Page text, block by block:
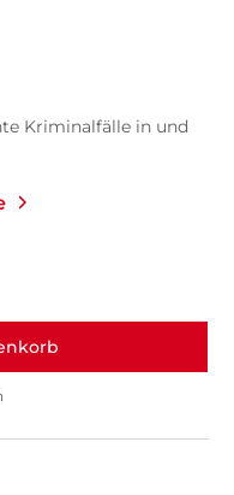
Kriminalfälle in und